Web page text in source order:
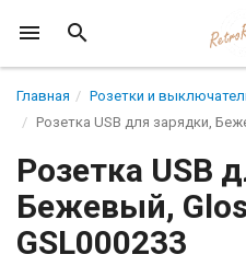
Главная
Розетки и
Розетка USB для зарядки,
Розетка USB
Бежевый,
GSL000233